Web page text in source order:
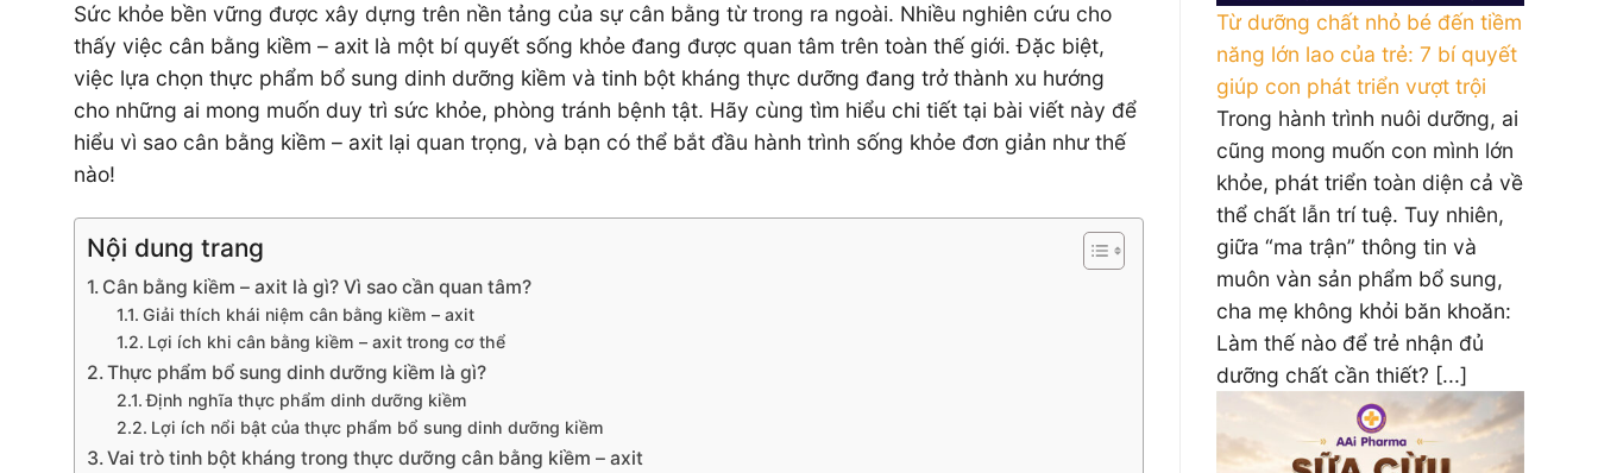
Sức khỏe bền vững được xây dựng trên nền tảng của sự cân bằng từ trong ra ngoài. Nhiều nghiên cứu cho
thấy việc cân bằng kiềm – axit là một bí quyết sống khỏe đang được quan tâm trên toàn thế giới. Đặc biệt,
việc lựa chọn thực phẩm bổ sung dinh dưỡng kiềm và tinh bột kháng thực dưỡng đang trở thành xu hướng
cho những ai mong muốn duy trì sức khỏe, phòng tránh bệnh tật. Hãy cùng tìm hiểu chi tiết tại bài viết này để
hiểu vì sao cân bằng kiềm – axit lại quan trọng, và bạn có thể bắt đầu hành trình sống khỏe đơn giản như thế
nào!
Nội dung trang
Cân bằng kiềm – axit là gì? Vì sao cần quan tâm?
Giải thích khái niệm cân bằng kiềm – axit
Lợi ích khi cân bằng kiềm – axit trong cơ thể
Thực phẩm bổ sung dinh dưỡng kiềm là gì?
Định nghĩa thực phẩm dinh dưỡng kiềm
Lợi ích nổi bật của thực phẩm bổ sung dinh dưỡng kiềm
Vai trò tinh bột kháng trong thực dưỡng cân bằng kiềm – axit
Từ dưỡng chất nhỏ bé đến tiềm
năng lớn lao của trẻ: 7 bí quyết
giúp con phát triển vượt trội
Trong hành trình nuôi dưỡng, ai
cũng mong muốn con mình lớn
khỏe, phát triển toàn diện cả về
thể chất lẫn trí tuệ. Tuy nhiên,
giữa “ma trận” thông tin và
muôn vàn sản phẩm bổ sung,
cha mẹ không khỏi băn khoăn:
Làm thế nào để trẻ nhận đủ
dưỡng chất cần thiết? [...]